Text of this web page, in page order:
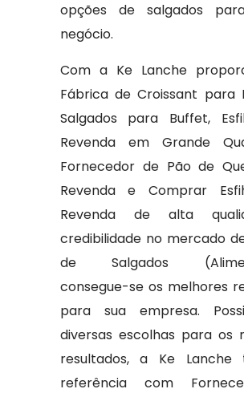
opções de salgados
negócio.
Com a Ke Lanche
Fábrica de Croissant para
Salgados para Buffet,
Revenda em Grande
Fornecedor de Pão de
Revenda e Comprar
Revenda de alta
credibilidade no mercado
de Salgados
consegue-se os melhores
para sua empresa.
diversas escolhas para os
resultados, a Ke Lanche
referência com